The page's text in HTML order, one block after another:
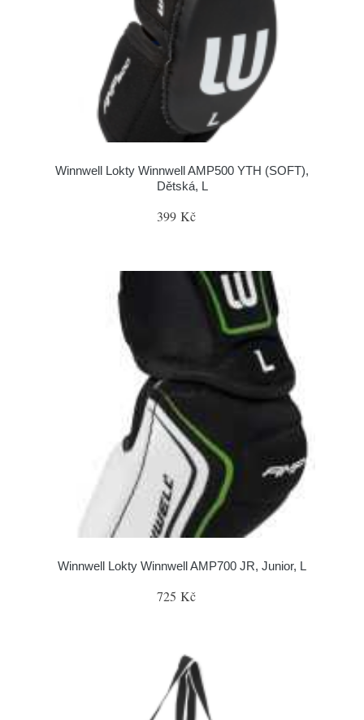
Winnwell Lokty Winnwell AMP500 YTH (SOFT),
Dětská, L
399 Kč
Winnwell Lokty Winnwell AMP700 JR, Junior, L
725 Kč